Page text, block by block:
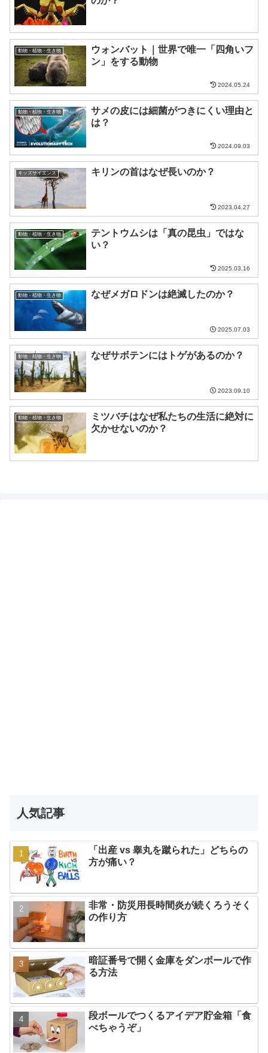
動物・植物・生き物
ウォンバット｜世界で唯一「四角いフ
ン」をする動物
2024.05.24
動物・植物・生き物
サメの皮には細菌がつきにくい理由と
は？
2024.09.03
キッズサイエンス キリンの首はなぜ長いのか？
2023.04.27
動物・植物・生き物
テントウムシは「真の昆虫」ではな
い？
2025.03.16
動物・植物・生き物 なぜメガロドンは絶滅したのか？
2025.07.03
動物・植物・生き物 なぜサボテンにはトゲがあるのか？
2023.09.10
動物・植物・生き物
ミツバチはなぜ私たちの生活に絶対に
欠かせないのか？
人気記事
「出産 vs 睾丸を蹴られた」どちらの
方が痛い？
非常・防災用長時間炎が続くろうそく
の作り方
暗証番号で開く金庫をダンボールで作
る方法
段ボールでつくるアイデア貯金箱「食
べちゃうぞ」